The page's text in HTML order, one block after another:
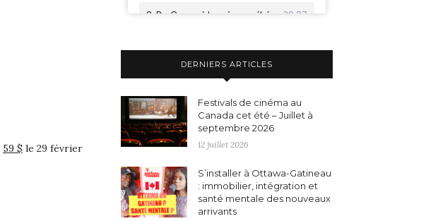
59 $ le 29 février
DERNIERS ARTICLES
Festivals de cinéma au
Canada cet été – Juillet à
septembre 2026
12 juillet 2026
S’installer à Ottawa-Gatineau
: immobilier, intégration et
santé mentale des nouveaux
arrivants